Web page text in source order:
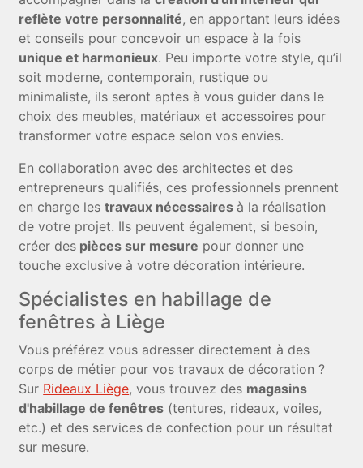
reflète votre personnalité, en apportant leurs idées
et conseils pour concevoir un espace à la fois
unique et harmonieux. Peu importe votre style, qu’il
soit moderne, contemporain, rustique ou
minimaliste, ils seront aptes à vous guider dans le
choix des meubles, matériaux et accessoires pour
transformer votre espace selon vos envies.
En collaboration avec des architectes et des
entrepreneurs qualifiés, ces professionnels prennent
en charge lestravaux nécessaires à la réalisation
de votre projet. Ils peuvent également, si besoin,
créer des pièces sur mesure pour donner une
touche exclusive à votre décoration intérieure.
Spécialistes en habillage de
fenêtres à Liège
Vous préférez vous adresser directement à des
corps de métier pour vos travaux de décoration ?
Sur Rideaux Liège, vous trouvez des magasins
d'habillage de fenêtres (tentures, rideaux, voiles,
etc.) et des services de confection pour un résultat
sur mesure.